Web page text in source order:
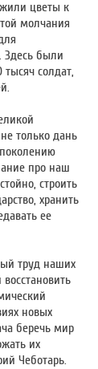
цветы к
молчания
Здесь были
солдат,
только дань
про наш
строить
хранить
ее
труд наших
новых
беречь мир
их
Чеботарь.